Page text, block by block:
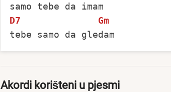
D7
Gm
Akordi korišteni u pjesmi